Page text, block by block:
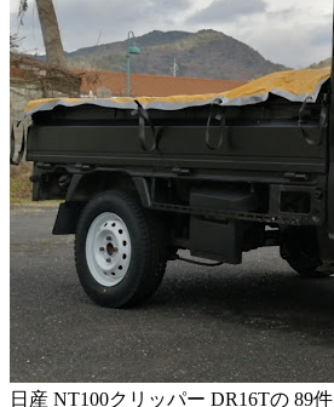
日産 NT100クリッパー DR16Tの 89件